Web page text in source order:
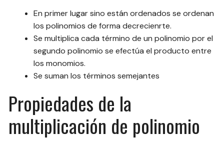
En primer lugar sino están ordenados se ordenan
los polinomios de forma decrecienrte.
Se multiplica cada término de un polinomio por el
segundo polinomio se efectúa el producto entre
los monomios.
Se suman los términos semejantes
Propiedades de la
multiplicación de polinomio